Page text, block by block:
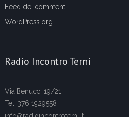
Feed dei commenti
WordPress.org
Radio Incontro Terni
Via Benucci 19/21
Tel. 376 1929558
info@radioincontroterni.it